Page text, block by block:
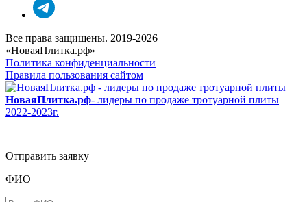
Все права защищены. 2019-2026
«НоваяПлитка.рф»
Политика конфиденциальности
Правила пользования сайтом
НоваяПлитка.рф- лидеры по продаже тротуарной плиты
2022-2023г.
Отправить заявку
ФИО